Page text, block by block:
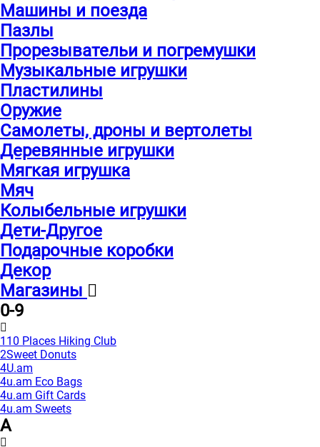
Машины и поезда
Пазлы
Прорезывательи и погремушки
Музыкальные игрушки
Пластилины
Оружие
Самолеты, дроны и вертолеты
Деревянные игрушки
Мягкая игрушка
Мяч
Колыбельные игрушки
Дети-Другое
Подарочные коробки
Декор
Магазины
0-9
110 Places Hiking Club
2Sweet Donuts
4U.am
4u.am Eco Bags
4u.am Gift Cards
4u.am Sweets
A